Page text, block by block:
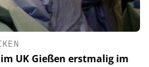
UK Gießen erstmalig im